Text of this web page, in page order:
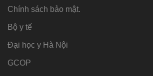
Chính sách bảo mật.
Bộ y tế
Đại học y Hà Nội
GCOP